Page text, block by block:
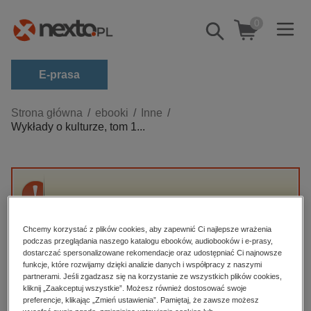
Pokaż/schowaj
wyszukiwarkę
0
E-prasa
Kategorie
Zobacz wszystkie E-prasa
budownictwo, aranżacja wnętrz
dzienniki
edukacja
hobby, sport, rozrywka
komputery, internet, technologie, informatyka
Strona główna ebooki
Inne
Wykłady o kulturze, tom 1...
Przepraszamy, ale produkt „Wykłady o
High-contrast mode
Polecane
Chcemy korzystać z plików cookies, aby zapewnić Ci najlepsze wrażenia
podczas przeglądania naszego katalogu ebooków, audiobooków i e-prasy,
dostarczać spersonalizowane rekomendacje oraz udostępniać Ci najnowsze
funkcje, które rozwijamy dzięki analizie danych i współpracy z naszymi
partnerami. Jeśli zgadzasz się na korzystanie ze wszystkich plików cookies,
kliknij „Zaakceptuj wszystkie”. Możesz również dostosować swoje
preferencje, klikając „Zmień ustawienia”. Pamiętaj, że zawsze możesz